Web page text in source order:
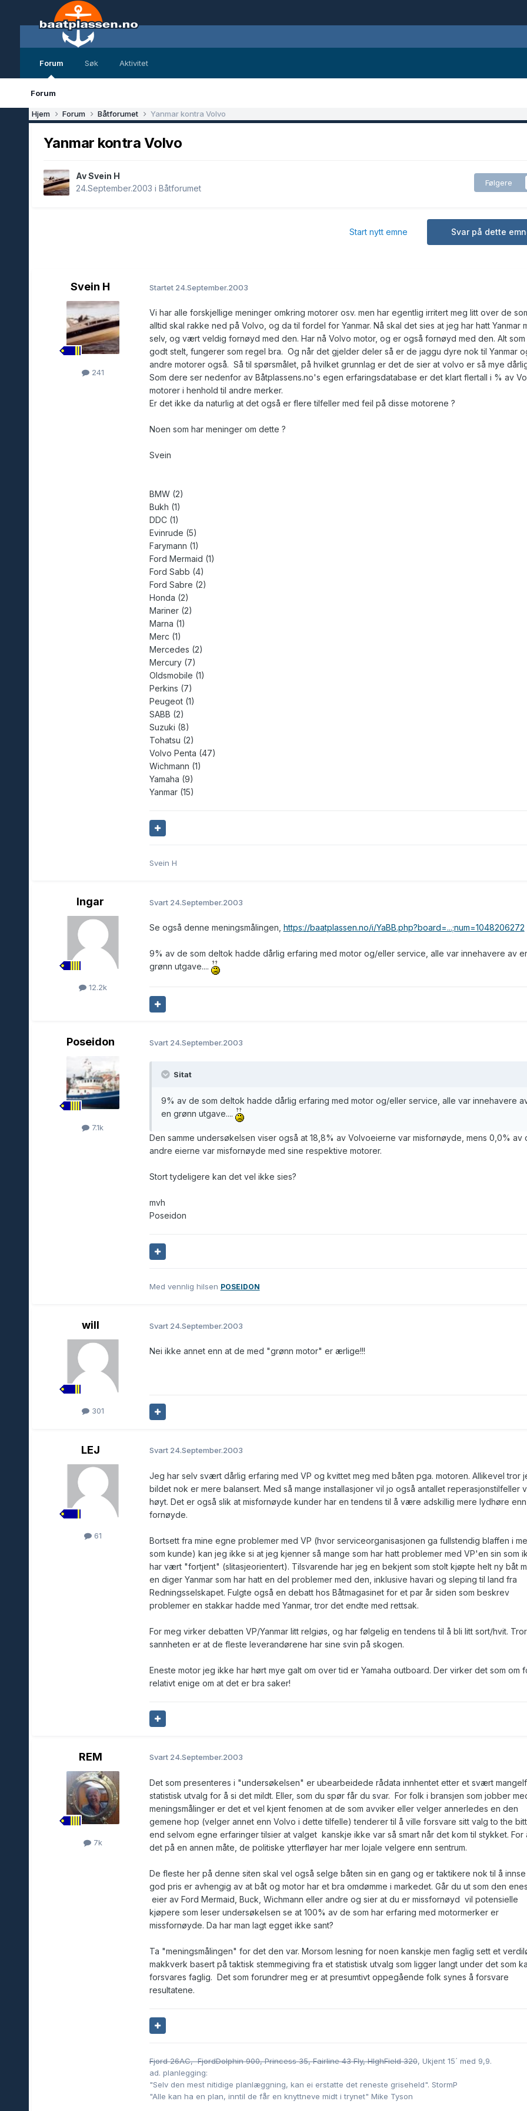
Forum
Forum
Søk Aktivitet
Hjem Forum Båtforumet Yanmar kontra Volvo
Yanmar kontra Volvo
Av Svein H
24.September.2003 i Båtforumet
Følgere
Svar på dette
Start nytt emne
Svein H
241
Startet 24.September.2003
Vi har alle forskjellige meninger omkring motorer osv. men har egentlig irritert meg litt over de
alltid skal rakke ned på Volvo, og da til fordel for Yanmar. Nå skal det sies at jeg har hatt Yanmar
selv, og vært veldig fornøyd med den. Har nå Volvo motor, og er også fornøyd med den. Alt som
godt stelt, fungerer som regel bra. Og når det gjelder deler så er de jaggu dyre nok til Yanmar
andre motorer også. Så til spørsmålet, på hvilket grunnlag er det de sier at volvo er så mye
Som dere ser nedenfor av Båtplassens.no's egen erfaringsdatabase er det klart flertall i % av
motorer i henhold til andre merker.
Er det ikke da naturlig at det også er flere tilfeller med feil på disse motorene ?
Noen som har meninger om dette ?
Svein
BMW (2)
Bukh (1)
DDC (1)
Evinrude (5)
Farymann (1)
Ford Mermaid (1)
Ford Sabb (4)
Ford Sabre (2)
Honda (2)
Mariner (2)
Marna (1)
Merc (1)
Mercedes (2)
Mercury (7)
Oldsmobile (1)
Perkins (7)
Peugeot (1)
SABB (2)
Suzuki (8)
Tohatsu (2)
Volvo Penta (47)
Wichmann (1)
Yamaha (9)
Yanmar (15)
Svein H
Ingar
12.2k
Svart 24.September.2003
Se også denne meningsmålingen, https://baatplassen.no/i/YaBB.php?board=...;num=1048206272
9% av de som deltok hadde dårlig erfaring med motor og/eller service, alle var innehavere av
grønn utgave....
Poseidon
7.1k
Svart 24.September.2003
Sitat
9% av de som deltok hadde dårlig erfaring med motor og/eller service, alle var innehavere
en grønn utgave....
Den samme undersøkelsen viser også at 18,8% av Volvoeierne var misfornøyde, mens 0,0% av
andre eierne var misfornøyde med sine respektive motorer.
Stort tydeligere kan det vel ikke sies?
mvh
Poseidon
Med vennlig hilsen POSEIDON
will
301
Svart 24.September.2003
Nei ikke annet enn at de med "grønn motor" er ærlige!!!
LEJ
61
Svart 24.September.2003
Jeg har selv svært dårlig erfaring med VP og kvittet meg med båten pga. motoren. Allikevel tror
bildet nok er mere balansert. Med så mange installasjoner vil jo også antallet reperasjonstilfeller
høyt. Det er også slik at misfornøyde kunder har en tendens til å være adskillig mere lydhøre enn
fornøyde.
Bortsett fra mine egne problemer med VP (hvor serviceorganisasjonen ga fullstendig blaffen i
som kunde) kan jeg ikke si at jeg kjenner så mange som har hatt problemer med VP'en sin som
har vært "fortjent" (slitasjeorientert). Tilsvarende har jeg en bekjent som stolt kjøpte helt ny båt
en diger Yanmar som har hatt en del problemer med den, inklusive havari og sleping til land fra
Redningsselskapet. Fulgte også en debatt hos Båtmagasinet for et par år siden som beskrev
problemer en stakkar hadde med Yanmar, tror det endte med rettsak.
For meg virker debatten VP/Yanmar litt relgiøs, og har følgelig en tendens til å bli litt sort/hvit. Tror
sannheten er at de fleste leverandørene har sine svin på skogen.
Eneste motor jeg ikke har hørt mye galt om over tid er Yamaha outboard. Der virker det som om
relativt enige om at det er bra saker!
REM
7k
Svart 24.September.2003
Det som presenteres i "undersøkelsen" er ubearbeidede rådata innhentet etter et svært
statistisk utvalg for å si det mildt. Eller, som du spør får du svar. For folk i bransjen som jobber
meningsmålinger er det et vel kjent fenomen at de som avviker eller velger annerledes en den
gemene hop (velger annet enn Volvo i dette tilfelle) tenderer til å ville forsvare sitt valg to the
end selvom egne erfaringer tilsier at valget kanskje ikke var så smart når det kom til stykket. For
det på en annen måte, de politiske ytterfløyer har mer lojale velgere enn sentrum.
De fleste her på denne siten skal vel også selge båten sin en gang og er taktikere nok til å innse
god pris er avhengig av at båt og motor har et bra omdømme i markedet. Går du ut som den
eier av Ford Mermaid, Buck, Wichmann eller andre og sier at du er missfornøyd vil potensielle
kjøpere som leser undersøkelsen se at 100% av de som har erfaring med motormerker er
missfornøyde. Da har man lagt egget ikke sant?
Ta "meningsmålingen" for det den var. Morsom lesning for noen kanskje men faglig sett et
makkverk basert på taktisk stemmegiving fra et statistisk utvalg som ligger langt under det som
forsvares faglig. Det som forundrer meg er at presumtivt oppegående folk synes å forsvare
resultatene.
Fjord 26AC, FjordDolphin 900, Princess 35,Fairline 43 Fly, HIghField 320, Ukjent 15´ med 9,9.
ad. planlegging:
"Selv den mest nitidige planlæggning, kan ei erstatte det reneste griseheld". StormP
"Alle kan ha en plan, inntil de får en knyttneve midt i trynet" Mike Tyson